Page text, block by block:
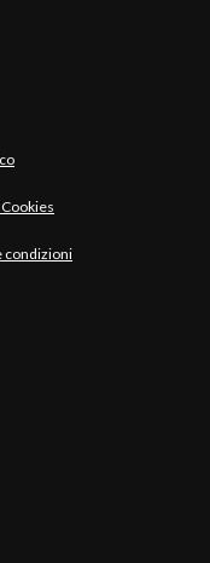
condizioni